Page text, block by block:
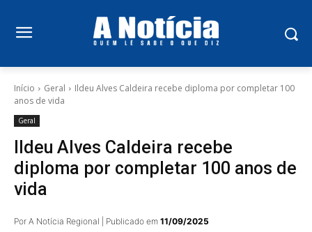
Início Geral
Ildeu Alves Caldeira recebe diploma por completar 100
anos de vida
Geral
Ildeu Alves Caldeira recebe
diploma por completar 100 anos de
vida
Por A Notícia Regional | Publicado em 11/09/2025